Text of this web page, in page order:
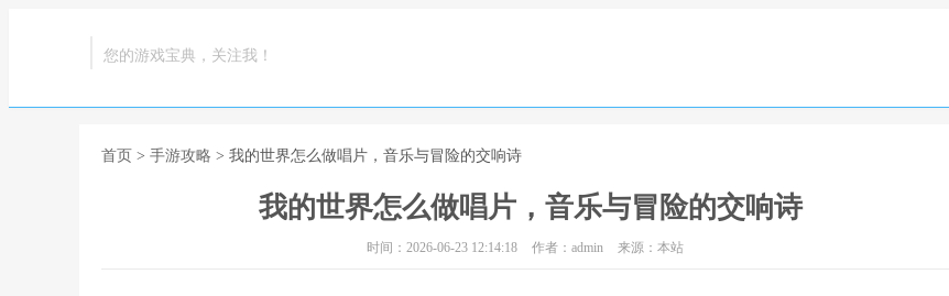
您的游戏宝典，关注我！
首页 > 手游攻略 > 我的世界怎么做唱片，音乐与冒险的交响诗
我的世界怎么做唱片，音乐与冒险的交响诗
时间：2026-06-23 12:14:18 作者：admin 来源：本站